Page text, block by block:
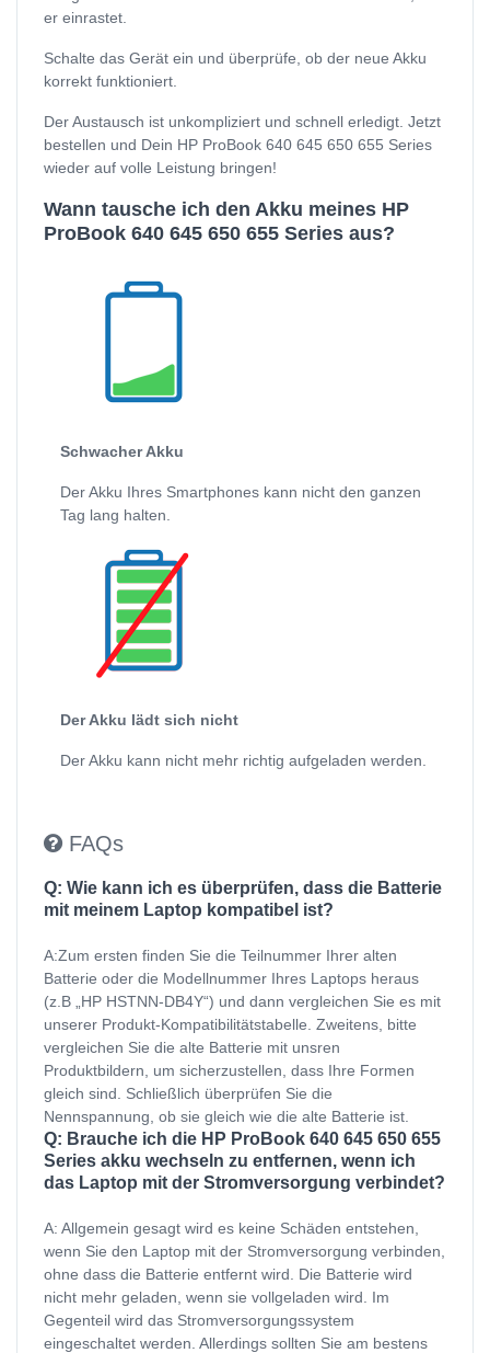
er einrastet.
Schalte das Gerät ein und überprüfe, ob der neue Akku
korrekt funktioniert.
Der Austausch ist unkompliziert und schnell erledigt. Jetzt
bestellen und Dein HP ProBook 640 645 650 655 Series
wieder auf volle Leistung bringen!
Wann tausche ich den Akku meines HP
ProBook 640 645 650 655 Series aus?
Schwacher Akku
Der Akku Ihres Smartphones kann nicht den ganzen
Tag lang halten.
Der Akku lädt sich nicht
Der Akku kann nicht mehr richtig aufgeladen werden.
FAQs
Q: Wie kann ich es überprüfen, dass die Batterie
mit meinem Laptop kompatibel ist?
A:Zum ersten finden Sie die Teilnummer Ihrer alten
Batterie oder die Modellnummer Ihres Laptops heraus
(z.B „HP HSTNN-DB4Y“) und dann vergleichen Sie es mit
unserer Produkt-Kompatibilitätstabelle. Zweitens, bitte
vergleichen Sie die alte Batterie mit unsren
Produktbildern, um sicherzustellen, dass Ihre Formen
gleich sind. Schließlich überprüfen Sie die
Nennspannung, ob sie gleich wie die alte Batterie ist.
Q: Brauche ich die HP ProBook 640 645 650 655
Series akku wechseln zu entfernen, wenn ich
das Laptop mit der Stromversorgung verbindet?
A: Allgemein gesagt wird es keine Schäden entstehen,
wenn Sie den Laptop mit der Stromversorgung verbinden,
ohne dass die Batterie entfernt wird. Die Batterie wird
nicht mehr geladen, wenn sie vollgeladen wird. Im
Gegenteil wird das Stromversorgungssystem
eingeschaltet werden. Allerdings sollten Sie am bestens